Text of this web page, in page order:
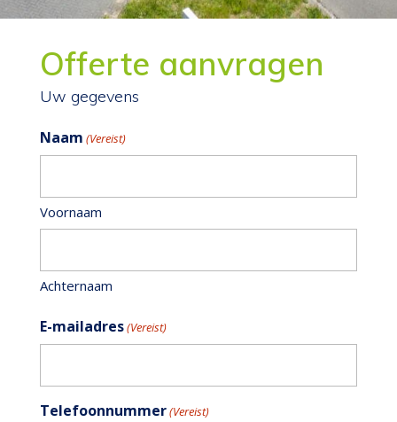
Offerte aanvragen
Uw gegevens
Naam (Vereist)
Voornaam
Achternaam
E-mailadres(Vereist)
Telefoonnummer(Vereist)